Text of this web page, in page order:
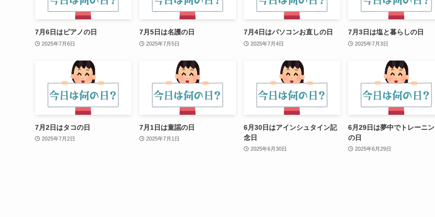
7月6日はピアノの日
2025年7月6日
7月5日は名護の日
2025年7月5日
7月4日はパソコンお直しの日
2025年7月4日
7月3日は塩と暮らしの日
2025年7月3日
7月2日はタコの日
2025年7月2日
7月1日は童謡の日
2025年7月1日
6月30日はアインシュタイン記
念日
2025年6月30日
6月29日は夢中でトレーニ
の日
2025年6月29日